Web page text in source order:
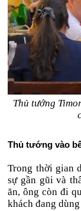
Thủ tướng
Thủ tướng vào
Trong thời gian
sự gần gũi và
ăn, ông còn đi
khách đang